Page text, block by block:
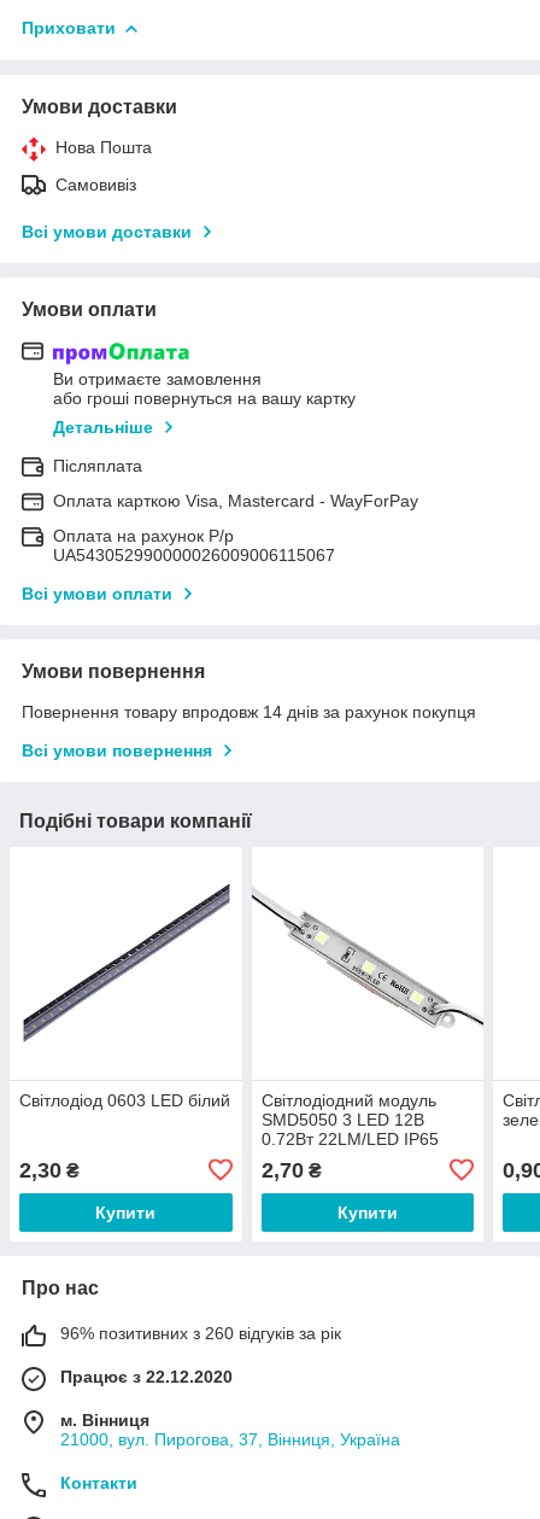
Приховати
Умови доставки
Нова Пошта
Самовивіз
Всі умови доставки
Умови оплати
Ви отримаєте замовлення
або гроші повернуться на вашу картку
Детальніше
Післяплата
Оплата карткою Visa, Mastercard - WayForPay
Оплата на рахунок Р/р
UA543052990000026009006115067
Всі умови оплати
Умови повернення
Повернення товару впродовж 14 днів за рахунок покупця
Всі умови повернення
Подібні товари компанії
Світлодіод 0603 LED білий
2,30 ₴
Купити
Світлодіодний модуль
SMD5050 3 LED 12В
0.72Вт 22LM/LED IP65
10000-12000К холодний
білий
2,70₴
Купити
Про нас
96% позитивних з 260 відгуків за рік
Працює з 22.12.2020
м. Вінниця
21000, вул. Пирогова, 37, Вінниця, Україна
Контакти